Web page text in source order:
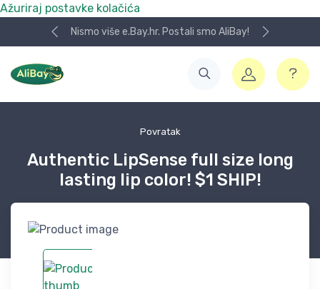
Ažuriraj postavke kolačića
Nismo više e.Bay.hr. Postali smo AliBay!
Povratak
Authentic LipSense full size long
lasting lip color! $1 SHIP!